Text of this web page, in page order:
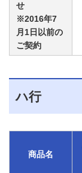
せ
※2016年7
月1日以前の
ご契約
ハ行
商品名